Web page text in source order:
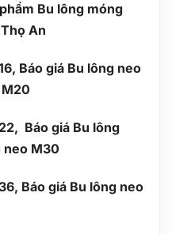
Bu lông móng
An
Báo giá Bu lông neo
Báo giá Bu lông
neo M30
, Báo giá Bu lông neo